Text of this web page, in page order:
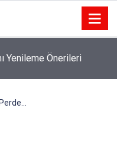
Yenileme Önerileri